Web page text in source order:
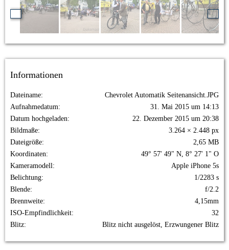
Informationen
Dateiname
Chevrolet Automatik Seitenansicht.JPG
Aufnahmedatum
31. Mai 2015 um 14:13
Datum hochgeladen
22. Dezember 2015 um 20:38
Bildmaße
3.264 × 2.448 px
Dateigröße
2,65 MB
Koordinaten
49° 57' 49" N, 8° 27' 1" O
Kameramodell
Apple iPhone 5s
Belichtung
1/2283 s
Blende
f/2.2
Brennweite
4,15mm
ISO-Empfindlichkeit
32
Blitz
Blitz nicht ausgelöst, Erzwungener Blitz